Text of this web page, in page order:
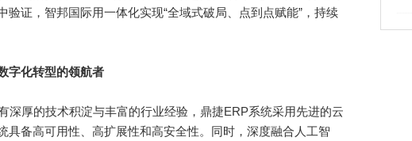
验证，智邦国际用一体化实现“全域式破局、点到点赋能”，持续
字化转型的领航者
厚的技术积淀与丰富的行业经验，鼎捷ERP系统采用先进的云
具备高可用性、高扩展性和高安全性。同时，深度融合人工智